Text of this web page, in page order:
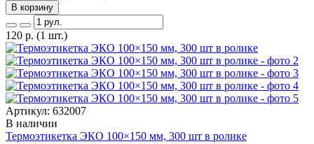
В корзину
120 р. (1 шт.)
Артикул: 632007
В наличии
Термоэтикетка ЭКО 100×150 мм, 300 шт в ролике